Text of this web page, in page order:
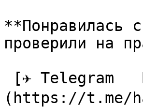
**Понравилась
проверили на
(https://t.me/